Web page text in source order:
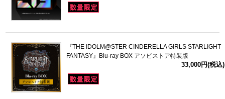
『THE IDOLM@STER CINDERELLA GIRLS STARLIGHT
FANTASY』Blu-ray BOX アソビストア特装版
33,000円(税込)